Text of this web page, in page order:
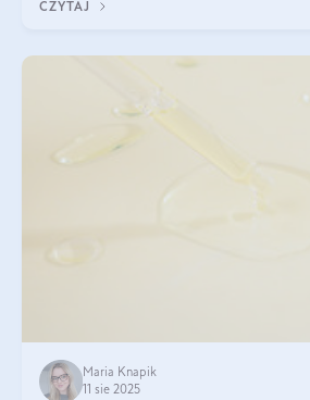
CZYTAJ
Maria Knapik
11 sie 2025